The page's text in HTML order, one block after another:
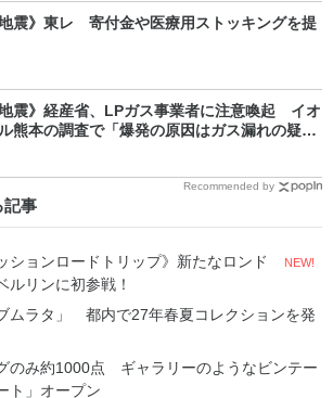
地震》東レ 寄付金や医療用ストッキングを提
地震》経産省、LPガス事業者に注意喚起 イオ
熊本の調査で「爆発の原因はガス漏れの疑
Recommended by
記事
ションロードトリップ》新たなロンド
リンに初参戦！
NEW!
ムラタ」 都内で27年春夏コレクションを発
のみ約1000点 ギャラリーのようなビンテー
ト」オープン